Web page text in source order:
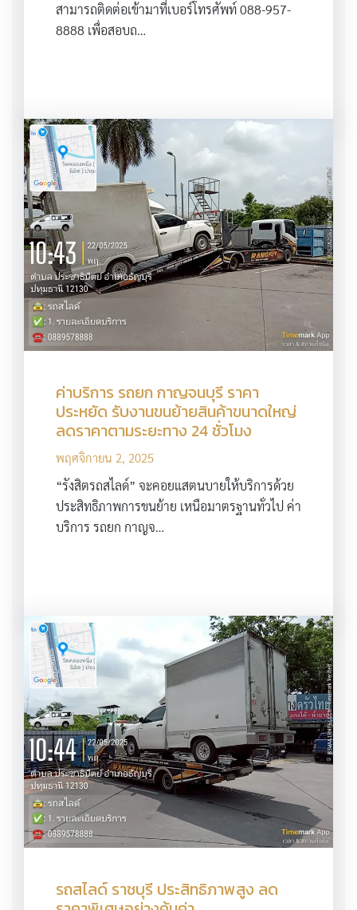
สามารถติดต่อเข้ามาที่เบอร์โทรศัพท์ 088-957-
8888 เพื่อสอบถ…
ค่าบริการ รถยก กาญจนบุรี ราคา
ประหยัด รับงานขนย้ายสินค้าขนาดใหญ่
ลดราคาตามระยะทาง 24 ชั่วโมง
พฤศจิกายน 2, 2025
“รังสิตรถสไลด์” จะคอยแสตนบายให้บริการด้วย
ประสิทธิภาพการขนย้าย เหนือมาตรฐานทั่วไป ค่า
บริการ รถยก กาญจ…
รถสไลด์ ราชบุรี ประสิทธิภาพสูง ลด